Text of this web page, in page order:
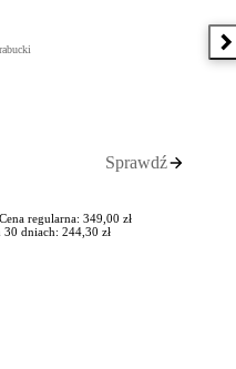
Sprawdź
Cena regularna: 349,00 zł
30 dniach: 244,30 zł